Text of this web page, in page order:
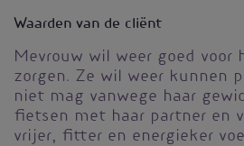
Waarden van de cliënt
Mevrouw wil weer goed voor
zorgen. Ze wil weer kunnen
niet mag vanwege haar
fietsen met haar partner en
vrijer, fitter en energieker